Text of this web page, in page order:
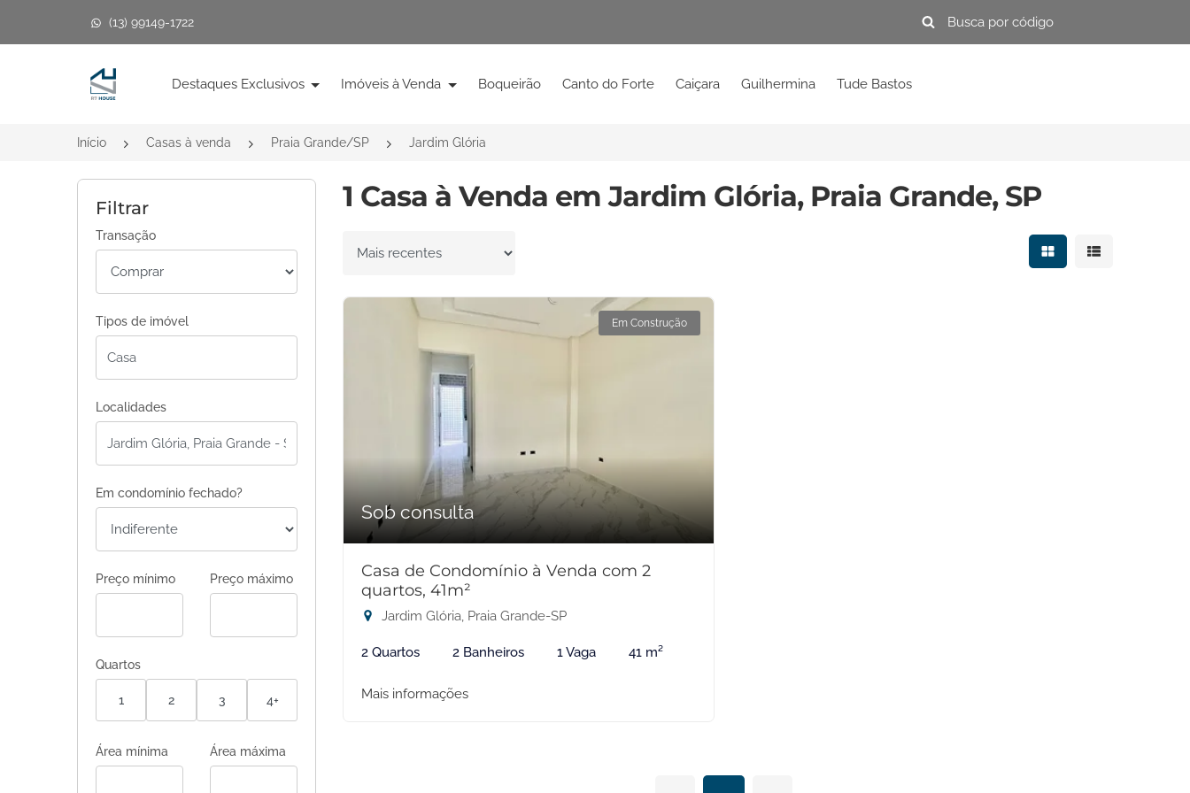
(13) 99149-1722
Página inicial
Destaques Exclusivos Imóveis à Venda Boqueirão Canto do Forte Caiçara Guilhermina Tude Bastos
Início Casas à venda Praia Grande/SP Jardim Glória
Filtrar
Transação
Tipos de imóvel
Localidades
Em condomínio fechado?
Preço mínimo Preço máximo
Quartos
1 2 3 4+
Área mínima Área máxima
1 Casa à Venda em Jardim Glória, Praia Grande, SP
Ordenar por Mostrar resultados
Mostrar
Em Construção
Sob consulta
Casa de Condomínio à Venda com 2
quartos, 41m²
Jardim Glória, Praia Grande-SP
2 Quartos 2 Banheiros 1 Vaga 41 m²
Mais informações